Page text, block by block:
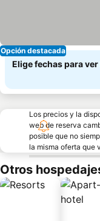
Opción destacada
Elige fechas para
Los precios y la
web de reserva
posible que no
la misma oferta que
Otros